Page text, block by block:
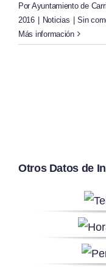
Por Ayuntamiento de
2016
Noticias
Sin
Más información
Otros Datos de